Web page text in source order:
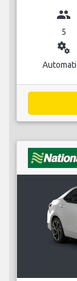
group
5
miscellaneous_services